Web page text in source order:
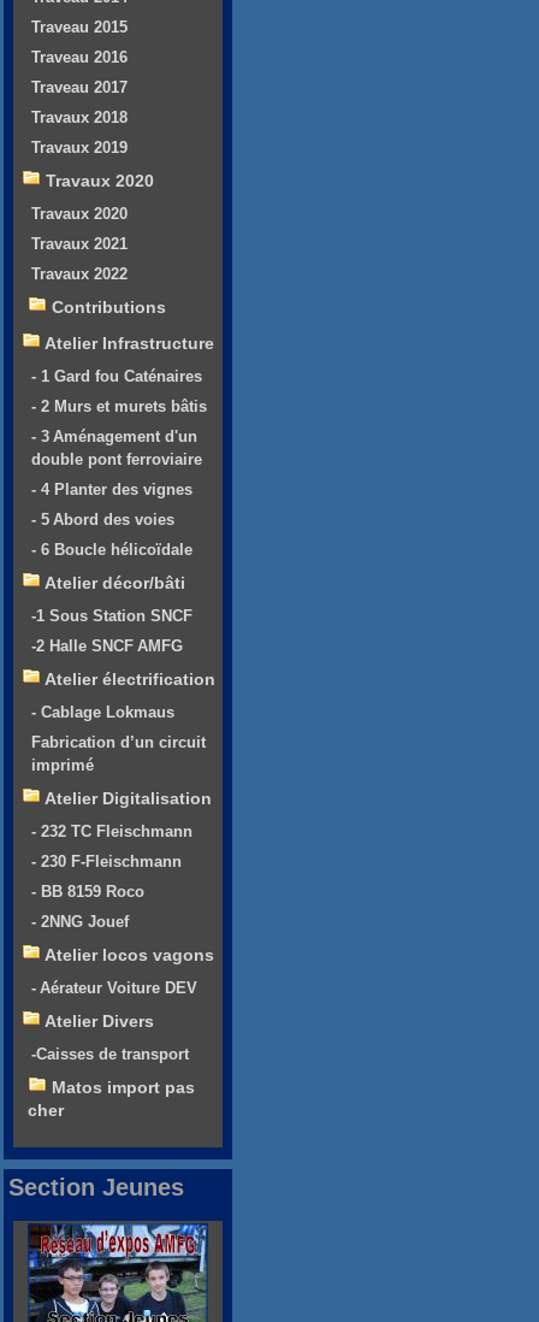
Traveau 2015
Traveau 2016
Traveau 2017
Travaux 2018
Travaux 2019
Travaux 2020
Travaux 2020
Travaux 2021
Travaux 2022
Contributions
Atelier Infrastructure
- 1 Gard fou Caténaires
- 2 Murs et murets bâtis
- 3 Aménagement d'un
double pont ferroviaire
- 4 Planter des vignes
- 5 Abord des voies
- 6 Boucle hélicoïdale
Atelier décor/bâti
-1 Sous Station SNCF
-2 Halle SNCF AMFG
Atelier électrification
- Cablage Lokmaus
Fabrication d’un circuit
imprimé
Atelier Digitalisation
- 232 TC Fleischmann
- 230 F-Fleischmann
- BB 8159 Roco
- 2NNG Jouef
Atelier locos vagons
- Aérateur Voiture DEV
Atelier Divers
-Caisses de transport
Matos import pas
cher
Section Jeunes